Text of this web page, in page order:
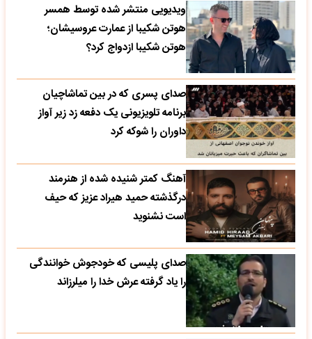
ویدیویی منتشر شده توسط همسر
هوتن شکیبا از عمارت عروسیشان؛
هوتن شکیبا ازدواج کرد؟
صدای پسری که در بین تماشاچیان
برنامه تلویزیونی یک دفعه زد زیر آواز
داوران را شوکه کرد
آهنگ کمتر شنیده شده از هنرمند
درگذشته حمید هیراد عزیز که حیف
است نشنوید
صدای پلیسی که خودجوش خوانندگی
را یاد گرفته عرش خدا را میلرزاند